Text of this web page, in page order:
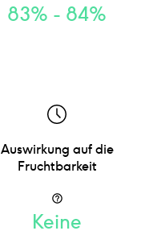
83% - 84%
Auswirkung auf die
Fruchtbarkeit
Keine